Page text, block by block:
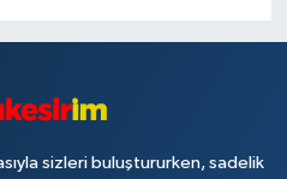
sizleri buluştururken, sadelik